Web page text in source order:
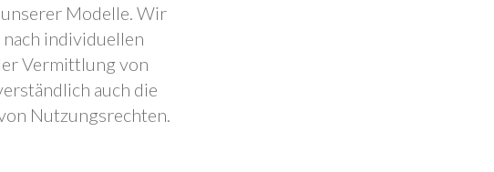
Modelle. Wir
individuellen
Vermittlung von
auch die
Nutzungsrechten.